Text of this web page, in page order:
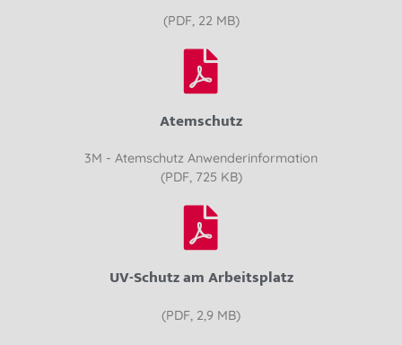
(PDF, 22 MB)
Atemschutz
3M - Atemschutz Anwenderinformation
(PDF, 725 KB)
UV-Schutz am Arbeitsplatz
(PDF, 2,9 MB)